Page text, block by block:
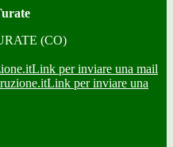
(CO)
Link per inviare una mail
Link per inviare una